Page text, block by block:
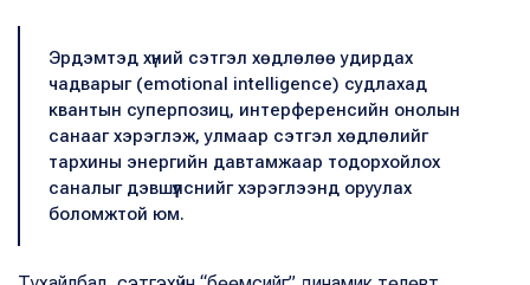
Эрдэмтэд хүний сэтгэл хөдлөлөө удирдах
чадварыг (emotional intelligence) судлахад
квантын суперпозиц, интерференсийн онолын
санааг хэрэглэж, улмаар сэтгэл хөдлөлийг
тархины энергийн давтамжаар тодорхойлох
саналыг дэвшүүлснийг хэрэглээнд оруулах
боломжтой юм.